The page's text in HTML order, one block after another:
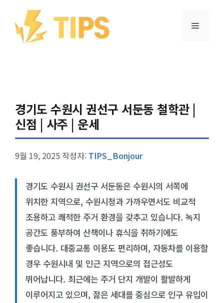
건너뛰기
메뉴
경기도 수원시 권선구 서둔동 철학관 |
신점 | 사주 | 운세
9월 19, 2025 작성자: TIPS_Bonjour
경기도 수원시 권선구 서둔동은 수원시의 서쪽에
위치한 지역으로, 수원시청과 가까우면서도 비교적
조용하고 쾌적한 주거 환경을 갖추고 있습니다. 녹지
공간도 풍부하여 산책이나 휴식을 취하기에도
좋습니다. 대중교통 이용도 편리하며, 자동차를 이용할
경우 수원시내 및 인근 지역으로의 접근성도
뛰어납니다. 최근에는 주거 단지 개발이 활발하게
이루어지고 있으며, 젊은 세대를 중심으로 인구 유입이